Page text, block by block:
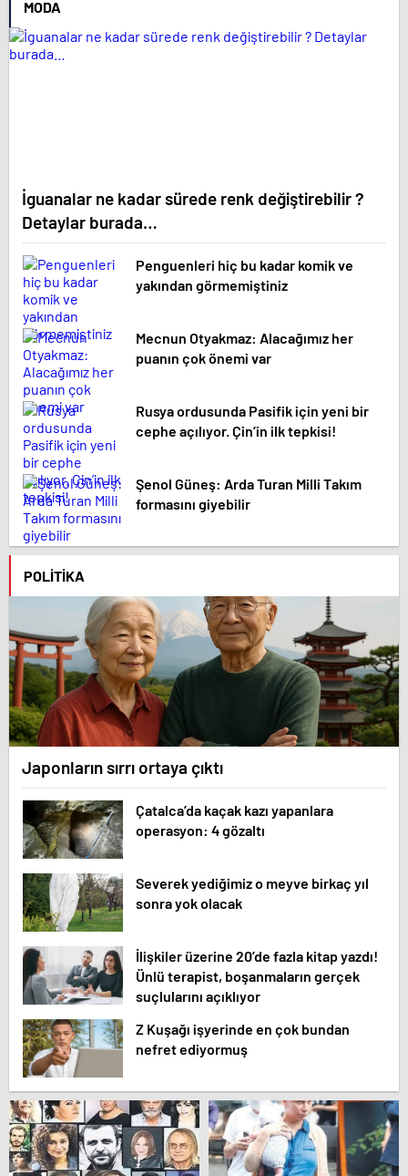
MODA
İguanalar ne kadar sürede renk değiştirebilir ?
Detaylar burada…
Penguenleri hiç bu kadar komik ve
yakından görmemiştiniz
Mecnun Otyakmaz: Alacağımız her
puanın çok önemi var
Rusya ordusunda Pasifik için yeni bir
cephe açılıyor. Çin’in ilk tepkisi!
Şenol Güneş: Arda Turan Milli Takım
formasını giyebilir
POLITIKA
Japonların sırrı ortaya çıktı
Çatalca’da kaçak kazı yapanlara
operasyon: 4 gözaltı
Severek yediğimiz o meyve birkaç yıl
sonra yok olacak
İlişkiler üzerine 20’de fazla kitap yazdı!
Ünlü terapist, boşanmaların gerçek
suçlularını açıklıyor
Z Kuşağı işyerinde en çok bundan
nefret ediyormuş